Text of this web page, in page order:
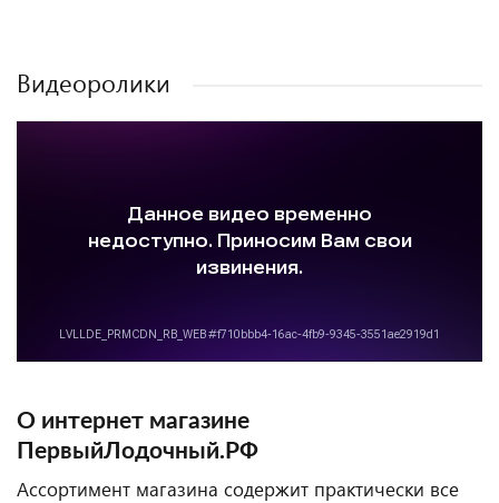
Видеоролики
О интернет магазине
ПервыйЛодочный.РФ
Ассортимент магазина содержит практически все